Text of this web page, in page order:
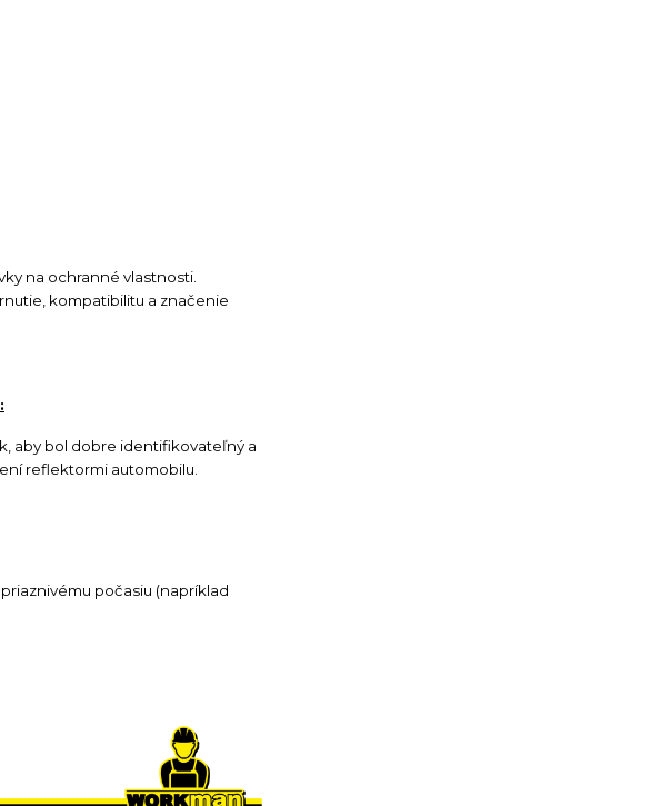
na ochranné vlastnosti.
kompatibilitu a značenie
aby bol dobre identifikovateľný a
reflektormi automobilu.
počasiu (napríklad